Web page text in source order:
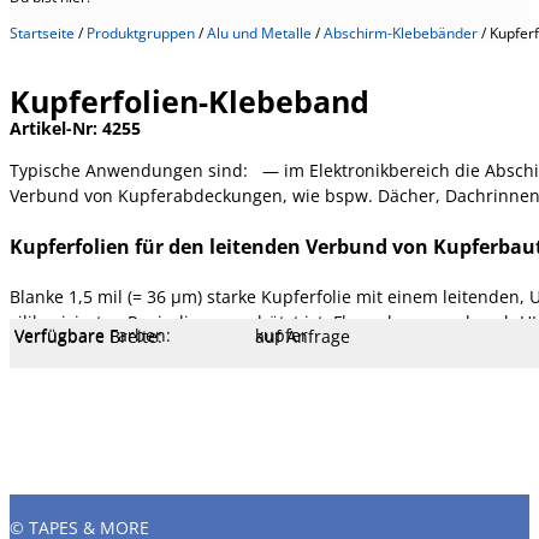
Startseite/Produktgruppen/Alu und Metalle/Abschirm-Klebebänder/
Kupferfolien-Klebeband
Artikel-Nr: 4255
Typische Anwendungen sind: — im Elektronikbereich die
Verbund von Kupferabdeckungen, wie bspw. Dächer,
Kupferfolien für den leitenden Verbund von
Blanke 1,5 mil (= 36 µm) starke Kupferfolie mit einem
silikonisierten Papierliner geschützt ist. Flammhemmend nach
Träger:
Kupfer-Folie
Trägerstärke: 36 µm
Gesamtstärke: 75 µm
Klebertyp: Acrylat LM
Klebekraft: 5 N/cm
Reißfestigkeit: 65 N/cm
Dehnung: 6 %
Temperatur: - 40 bis 120 °C
Liner: Papier, weiß
Kern Typ: Kunstoff
Kern Ø mm: 76 mm
Spezifikation: Getestet nach AFERA, PSTC und
Verfügbare Längen: 33 m
Verfügbare Breite: auf Anfrage
Verfügbare Farben: kupfer
© TAPES & MORE